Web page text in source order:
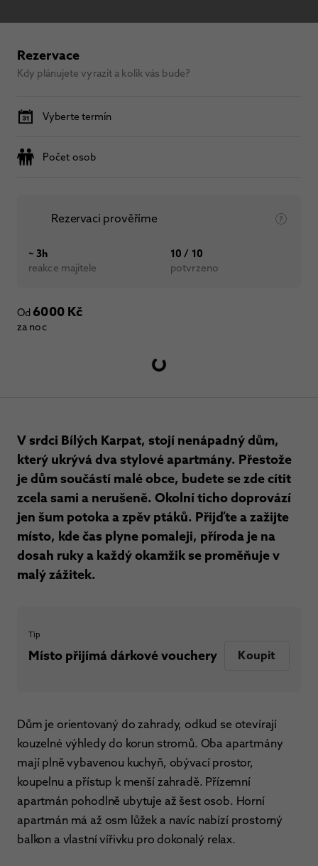
Rezervace
Kdy plánujete vyrazit a kolik vás bude?
Vyberte termín
Počet osob
Rezervaci prověříme
~ 3h
reakce majitele
10 / 10
potvrzeno
Od 6000 Kč
za noc
V srdci Bílých Karpat, stojí nenápadný dům,
který ukrývá dva stylové apartmány. Přestože
je dům součástí malé obce, budete se zde cítit
zcela sami a nerušeně. Okolní ticho doprovází
jen šum potoka a zpěv ptáků. Přijďte a zažijte
místo, kde čas plyne pomaleji, příroda je na
dosah ruky a každý okamžik se proměňuje v
malý zážitek.
Tip
Místo přijímá dárkové vouchery Koupit
Dům je orientovaný do zahrady, odkud se otevírají
kouzelné výhledy do korun stromů. Oba apartmány
mají plně vybavenou kuchyň, obývací prostor,
koupelnu a přístup k menší zahradě. Přízemní
apartmán pohodlně ubytuje až šest osob. Horní
apartmán má až osm lůžek a navíc nabízí prostorný
balkon a vlastní vířivku pro dokonalý relax.